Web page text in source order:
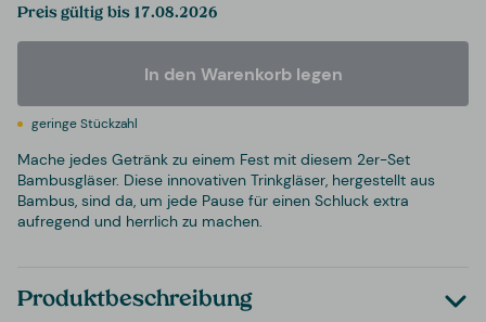
Preis gültig bis 17.08.2026
In den Warenkorb legen
geringe Stückzahl
Mache jedes Getränk zu einem Fest mit diesem 2er-Set
Bambusgläser. Diese innovativen Trinkgläser, hergestellt aus
Bambus, sind da, um jede Pause für einen Schluck extra
aufregend und herrlich zu machen.
Produktbeschreibung